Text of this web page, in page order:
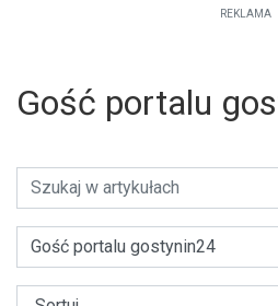
REKLAMA
Gość portalu
Gość portalu gostynin24